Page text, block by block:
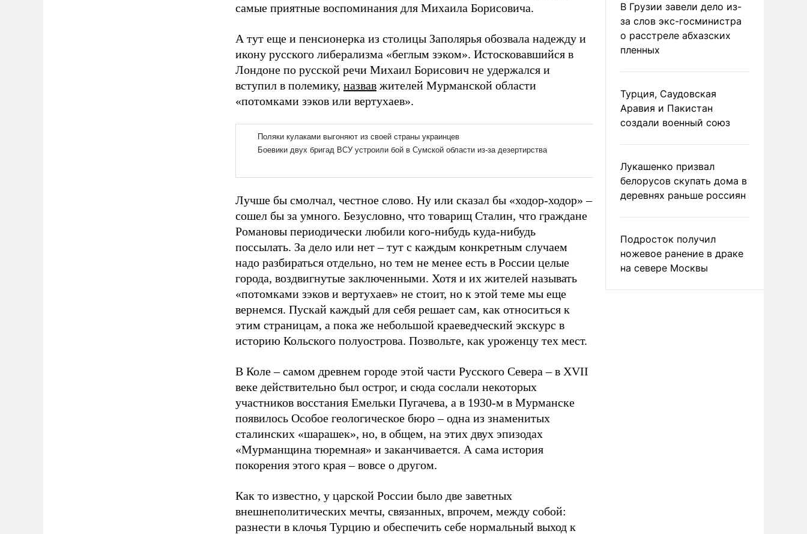
самые приятные воспоминания для Михаила Борисовича.
А тут еще и пенсионерка из столицы Заполярья обозвала надежду и
икону русского либерализма «беглым зэком». Истосковавшийся в
Лондоне по русской речи Михаил Борисович не удержался и
вступил в полемику, назвав жителей Мурманской области
«потомками зэков или вертухаев».
Лучше бы смолчал, честное слово. Ну или сказал бы «ходор-ходор» –
сошел бы за умного. Безусловно, что товарищ Сталин, что граждане
Романовы периодически любили кого-нибудь куда-нибудь
поссылать. За дело или нет – тут с каждым конкретным случаем
надо разбираться отдельно, но тем не менее есть в России целые
города, воздвигнутые заключенными. Хотя и их жителей называть
«потомками зэков и вертухаев» не стоит, но к этой теме мы еще
вернемся. Пускай каждый для себя решает сам, как относиться к
этим страницам, а пока же небольшой краеведческий экскурс в
историю Кольского полуострова. Позвольте, как уроженцу тех мест.
В Коле – самом древнем городе этой части Русского Севера – в XVII
веке действительно был острог, и сюда сослали некоторых
участников восстания Емельки Пугачева, а в 1930-м в Мурманске
появилось Особое геологическое бюро – одна из знаменитых
сталинских «шарашек», но, в общем, на этих двух эпизодах
«Мурманщина тюремная» и заканчивается. А сама история
покорения этого края – вовсе о другом.
Как то известно, у царской России было две заветных
внешнеполитических мечты, связанных, впрочем, между собой:
разнести в клочья Турцию и обеспечить себе нормальный выход к
В Грузии завели дело из-
за слов экс-госминистра
о расстреле абхазских
пленных
Турция, Саудовская
Аравия и Пакистан
создали военный союз
Лукашенко призвал
белорусов скупать дома в
деревнях раньше россиян
Подросток получил
ножевое ранение в драке
на севере Москвы